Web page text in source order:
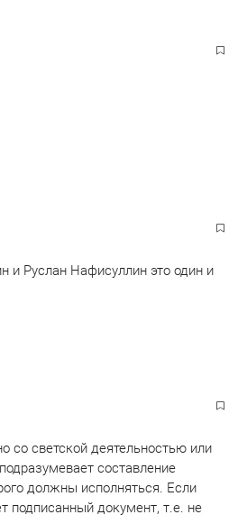
и Руслан Нафисуллин это один и
со светской деятельностью или
составление
должны исполняться. Если
подписанный документ, т.е. не